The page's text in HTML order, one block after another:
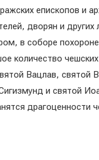
епископов и
дворян и
в соборе
количество
Вацлав, святой
и святой
драгоценности